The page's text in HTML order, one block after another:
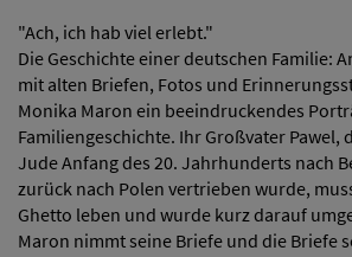
"Ach, ich hab viel erlebt."
Die Geschichte einer deutschen Familie:
mit alten Briefen, Fotos und
Monika Maron ein beeindruckendes
Familiengeschichte. Ihr Großvater Pawel,
Jude Anfang des 20. Jahrhunderts nach
zurück nach Polen vertrieben wurde,
Ghetto leben und wurde kurz darauf
Maron nimmt seine Briefe und die Briefe